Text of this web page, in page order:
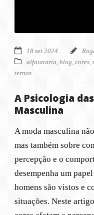
18 set 2024
alfaiataria, blog, cores,
ternos
A Psicologia
Masculina
A moda masculina
mas também sobre
percepção e o
desempenha um
homens são vistos e
situações. Neste